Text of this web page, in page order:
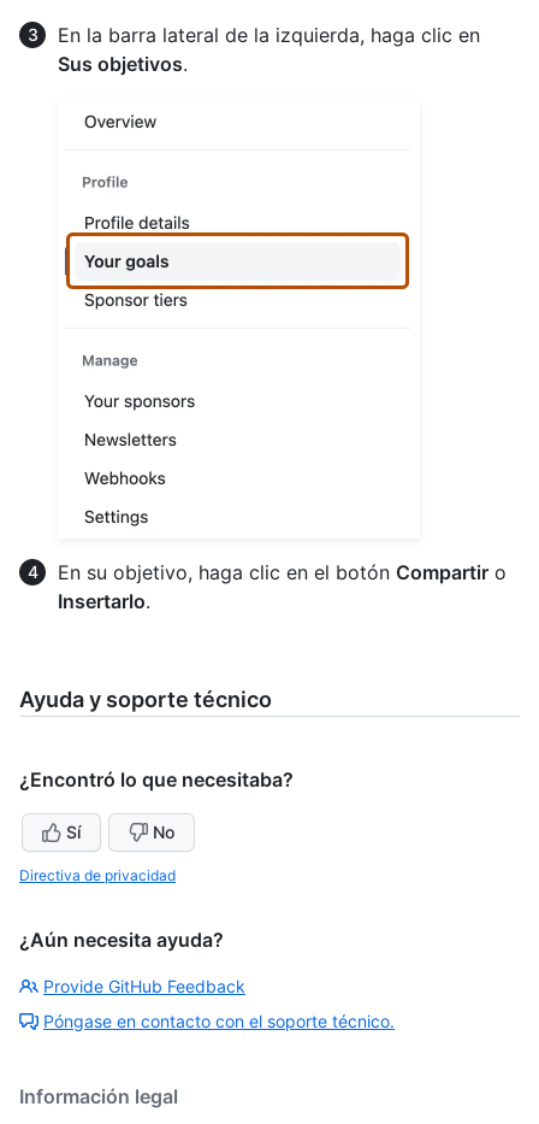
En la barra lateral de la izquierda, haga clic en
Sus objetivos.
En su objetivo, haga clic en el botón Compartir o
Insertarlo.
Ayuda y soporte técnico
¿Encontró lo que necesitaba?
Sí No
Directiva de privacidad
¿Aún necesita ayuda?
Provide GitHub Feedback
Póngase en contacto con el soporte técnico.
Información legal